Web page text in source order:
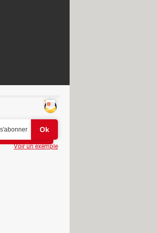
Les
Voir un exemple